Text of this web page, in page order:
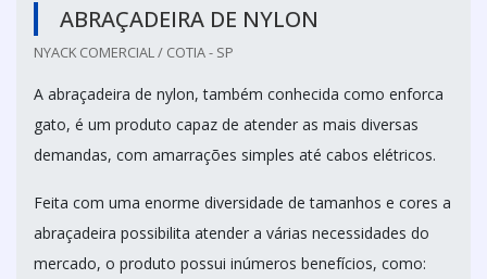
ABRAÇADEIRA DE NYLON
NYACK COMERCIAL / COTIA - SP
A abraçadeira de nylon, também conhecida como enforca
gato, é um produto capaz de atender as mais diversas
demandas, com amarrações simples até cabos elétricos.
Feita com uma enorme diversidade de tamanhos e cores a
abraçadeira possibilita atender a várias necessidades do
mercado, o produto possui inúmeros benefícios, como: